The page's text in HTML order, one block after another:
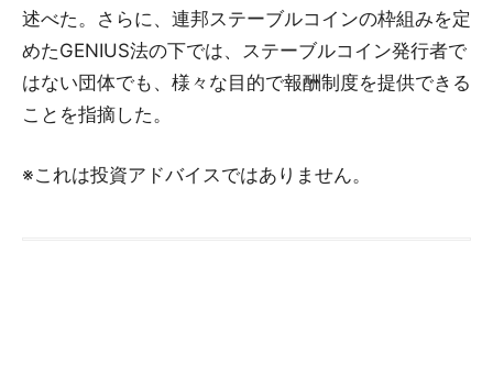
述べた。さらに、連邦ステーブルコインの枠組みを定
めたGENIUS法の下では、ステーブルコイン発行者で
はない団体でも、様々な目的で報酬制度を提供できる
ことを指摘した。
※これは投資アドバイスではありません。